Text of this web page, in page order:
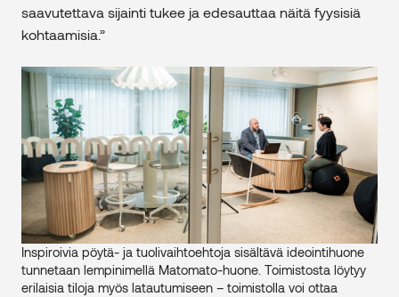
saavutettava sijainti tukee ja edesauttaa näitä fyysisiä
kohtaamisia.”
Inspiroivia pöytä- ja tuolivaihtoehtoja sisältävä ideointihuone
tunnetaan lempinimellä Matomato-huone. Toimistosta löytyy
erilaisia tiloja myös latautumiseen – toimistolla voi ottaa